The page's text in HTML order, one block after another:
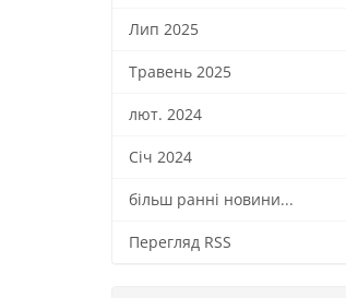
Лип 2025
Травень 2025
лют. 2024
Січ 2024
більш ранні новини...
Перегляд RSS